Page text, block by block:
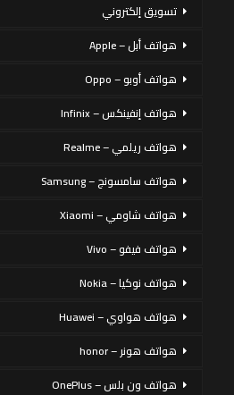
تسويق إلكتروني
هواتف أبل – Apple
هواتف أوبو – Oppo
هواتف إنفينكس – Infinix
هواتف ريلمي – Realme
هواتف سامسونج – Samsung
هواتف شاومي – Xiaomi
هواتف فيفو – Vivo
هواتف نوكيا – Nokia
هواتف هواوي – Huawei
هواتف هونر – honor
هواتف ون بلس – OnePlus